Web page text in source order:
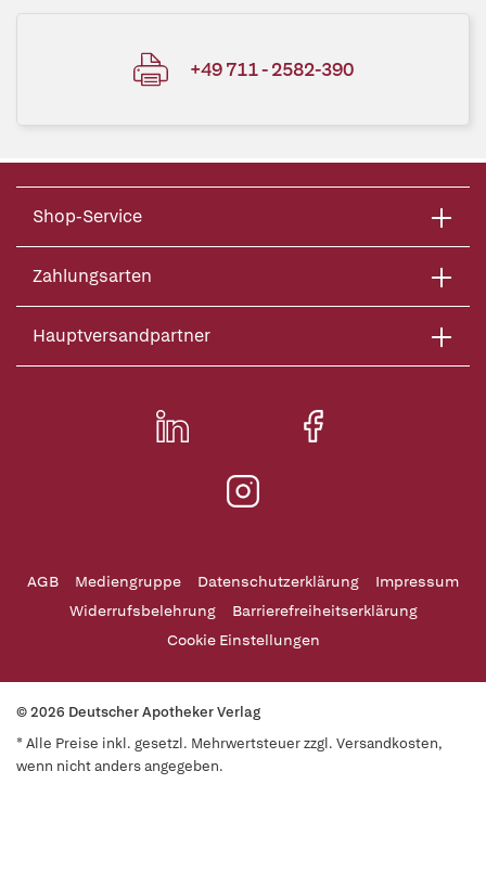
+49 711 - 2582-390
Shop-Service
Zahlungsarten
Hauptversandpartner
AGB Mediengruppe Datenschutzerklärung
Impressum
Widerrufsbelehrung
Barrierefreiheitserklärung
Cookie Einstellungen
© 2026 Deutscher Apotheker Verlag
* Alle Preise inkl. gesetzl. Mehrwertsteuer zzgl. Versandkosten,
wenn nicht anders angegeben.